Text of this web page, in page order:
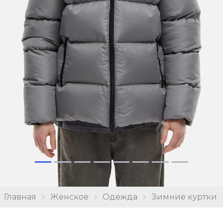
Главная Женское Одежда Зимние куртки